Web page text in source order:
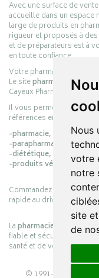
Nous
votre
notre
site
de
Avec une surface de
accueille dans un espace
large de produits en
rigueur et proposés à
et de préparateurs est à
en toute confiance.
Votre pharmacie en ligne :
Le sitepharmacie-
Cayeux Pharmabest
Il vous permet de réaliser
références en :
-pharmacie,
-parapharmacie,
-diététique,
-produits vétérinaires.
Commandez simplement
rapide au drive ou la
Lapharmacie Cayeux
fiable et sécurisée, en
santé et de votre bien-
© 1991-2026